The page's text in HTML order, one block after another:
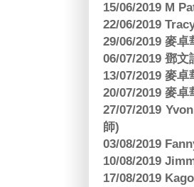
15/06/2019 M
22/06/2019
29/06/2019 麥
06/07/2019 鄧
13/07/2019 麥
20/07/2019 麥
27/07/2019
師)
03/08/2019
10/08/2019
17/08/2019